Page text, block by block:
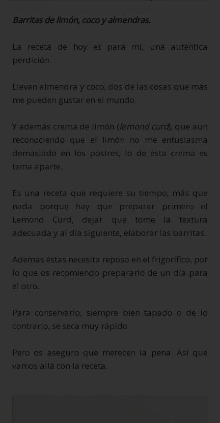
Barritas de limón, coco y almendras.
La receta de hoy es para mí, una auténtica
perdición.
Llevan almendra y coco, dos de las cosas que más
me pueden gustar en el mundo.
Y además crema de limón (lemond curd), que aun
reconociendo que el limón no me entusiasma
demasiado en los postres, lo de esta crema es
tema aparte.
Es una receta que requiere su tiempo, más que
nada porque hay que preparar primero el
Lemond Curd, dejar que tome la textura
adecuada y al día siguiente, elaborar las barritas.
Ademas éstas necesita reposo en el frigorífico, por
lo que os recomiendo prepararlo de un día para
el otro.
Para conservarlo, siempre bien tapado o de lo
contrario, se seca muy rápido.
Pero os aseguro que merecen la pena. Así que
vamos allá con la receta.